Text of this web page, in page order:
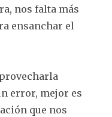
nos falta más
ensanchar el
error, mejor es
que nos